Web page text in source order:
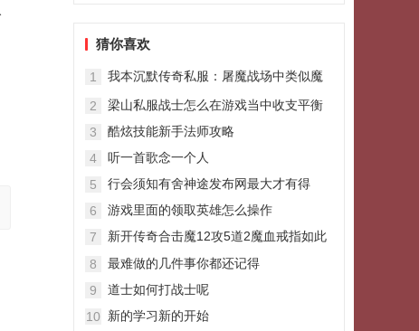
猜你喜欢
1
我本沉默传奇私服：屠魔战场中类似魔
2
梁山私服战士怎么在游戏当中收支平衡
3
酷炫技能新手法师攻略
4
听一首歌念一个人
5
行会须知有舍神途发布网最大才有得
6
游戏里面的领取英雄怎么操作
7
新开传奇合击魔12攻5道2魔血戒指如此
8
最难做的几件事你都还记得
9
道士如何打战士呢
10
新的学习新的开始